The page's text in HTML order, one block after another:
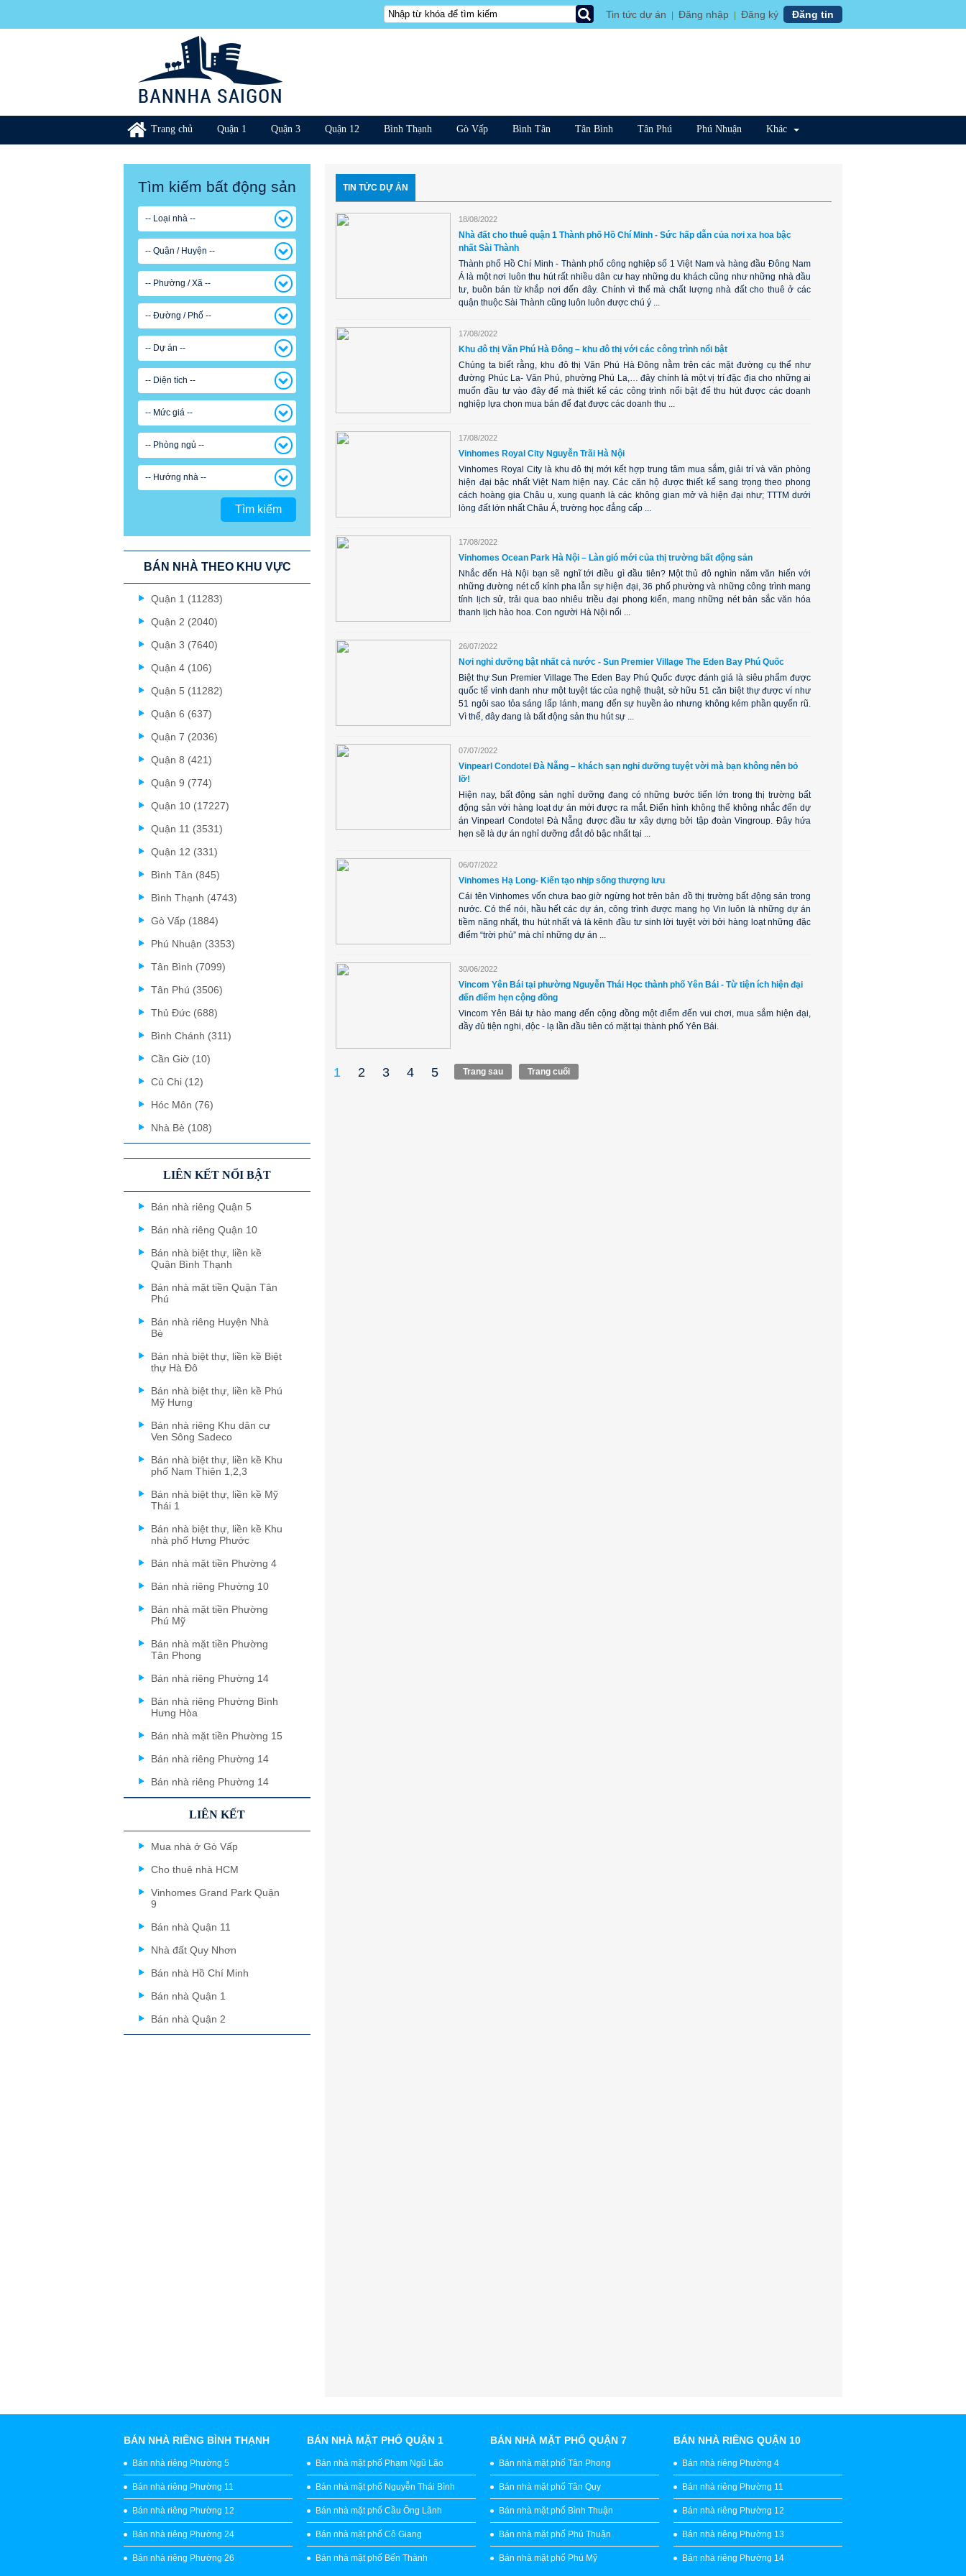
Tin tức dự án Đăng nhập Đăng ký Đăng tin
Trang chủ Quận 1 Quận 3 Quận 12 Bình Thạnh Gò Vấp Bình Tân Tân Bình Tân Phú Phú Nhuận Khác
Tìm kiếm bất động sản
-- Loại nhà --
-- Quận / Huyện --
-- Phường / Xã --
-- Đường / Phố --
-- Dự án --
-- Diện tích --
-- Mức giá --
-- Phòng ngủ --
-- Hướng nhà --
Tìm kiếm
BÁN NHÀ THEO KHU VỰC
Quận 1 (11283)
Quận 2 (2040)
Quận 3 (7640)
Quận 4 (106)
Quận 5 (11282)
Quận 6 (637)
Quận 7 (2036)
Quận 8 (421)
Quận 9 (774)
Quận 10 (17227)
Quận 11 (3531)
Quận 12 (331)
Bình Tân (845)
Bình Thạnh (4743)
Gò Vấp (1884)
Phú Nhuận (3353)
Tân Bình (7099)
Tân Phú (3506)
Thủ Đức (688)
Bình Chánh (311)
Cần Giờ (10)
Củ Chi (12)
Hóc Môn (76)
Nhà Bè (108)
LIÊN KẾT NỔI BẬT
Bán nhà riêng Quận 5
Bán nhà riêng Quận 10
Bán nhà biệt thự, liền kề
Quận Bình Thạnh
Bán nhà mặt tiền Quận Tân
Phú
Bán nhà riêng Huyện Nhà
Bè
Bán nhà biệt thự, liền kề Biệt
thự Hà Đô
Bán nhà biệt thự, liền kề Phú
Mỹ Hưng
Bán nhà riêng Khu dân cư
Ven Sông Sadeco
Bán nhà biệt thự, liền kề Khu
phố Nam Thiên 1,2,3
Bán nhà biệt thự, liền kề Mỹ
Thái 1
Bán nhà biệt thự, liền kề Khu
nhà phố Hưng Phước
Bán nhà mặt tiền Phường 4
Bán nhà riêng Phường 10
Bán nhà mặt tiền Phường
Phú Mỹ
Bán nhà mặt tiền Phường
Tân Phong
Bán nhà riêng Phường 14
Bán nhà riêng Phường Bình
Hưng Hòa
Bán nhà mặt tiền Phường 15
Bán nhà riêng Phường 14
Bán nhà riêng Phường 14
LIÊN KẾT
Mua nhà ở Gò Vấp
Cho thuê nhà HCM
Vinhomes Grand Park Quận
9
Bán nhà Quận 11
Nhà đất Quy Nhơn
Bán nhà Hồ Chí Minh
Bán nhà Quận 1
Bán nhà Quận 2
TIN TỨC DỰ ÁN
18/08/2022
Nhà đất cho thuê quận 1 Thành phố Hồ Chí Minh - Sức hấp dẫn của nơi xa hoa bậc
nhất Sài Thành
Thành phố Hồ Chí Minh - Thành phố công nghiệp số 1 Việt Nam và hàng đầu Đông Nam
Á là một nơi luôn thu hút rất nhiều dân cư hay những du khách cũng như những nhà đầu
tư, buôn bán từ khắp nơi đến đây. Chính vì thế mà chất lượng nhà đất cho thuê ở các
quận thuộc Sài Thành cũng luôn luôn được chú ý ...
17/08/2022
Khu đô thị Văn Phú Hà Đông – khu đô thị với các công trình nổi bật
Chúng ta biết rằng, khu đô thị Văn Phú Hà Đông nằm trên các mặt đường cụ thể như
đường Phúc La- Văn Phú, phường Phú La,… đây chính là một vị trí đặc địa cho những ai
muốn đầu tư vào đây để mà thiết kế các công trình nổi bật để thu hút được các doanh
nghiệp lựa chọn mua bán để đạt được các doanh thu ...
17/08/2022
Vinhomes Royal City Nguyễn Trãi Hà Nội
Vinhomes Royal City là khu đô thị mới kết hợp trung tâm mua sắm, giải trí và văn phòng
hiện đại bậc nhất Việt Nam hiện nay. Các căn hộ được thiết kế sang trọng theo phong
cách hoàng gia Châu u, xung quanh là các không gian mở và hiện đại như; TTTM dưới
lòng đất lớn nhất Châu Á, trường học đẳng cấp ...
17/08/2022
Vinhomes Ocean Park Hà Nội – Làn gió mới của thị trường bất động sản
Nhắc đến Hà Nội bạn sẽ nghĩ tới điều gì đầu tiên? Một thủ đô nghìn năm văn hiến với
những đường nét cổ kính pha lẫn sự hiện đại, 36 phố phường và những công trình mang
tính lịch sử, trải qua bao nhiêu triều đại phong kiến, mang những nét bản sắc văn hóa
thanh lịch hào hoa. Con người Hà Nội nổi ...
26/07/2022
Nơi nghỉ dưỡng bật nhất cả nước - Sun Premier Village The Eden Bay Phú Quốc
Biệt thự Sun Premier Village The Eden Bay Phú Quốc được đánh giá là siêu phẩm được
quốc tế vinh danh như một tuyệt tác của nghệ thuật, sở hữu 51 căn biệt thự được ví như
51 ngôi sao tỏa sáng lấp lánh, mang đến sự huyền ảo nhưng không kém phần quyến rũ.
Vì thế, đây đang là bất động sản thu hút sự ...
07/07/2022
Vinpearl Condotel Đà Nẵng – khách sạn nghỉ dưỡng tuyệt vời mà bạn không nên bỏ
lỡ!
Hiện nay, bất động sản nghỉ dưỡng đang có những bước tiến lớn trong thị trường bất
động sản với hàng loạt dự án mới được ra mắt. Điển hình không thể không nhắc đến dự
án Vinpearl Condotel Đà Nẵng được đầu tư xây dựng bởi tập đoàn Vingroup. Đây hứa
hẹn sẽ là dự án nghỉ dưỡng đắt đỏ bậc nhất tại ...
06/07/2022
Vinhomes Hạ Long- Kiến tạo nhịp sống thượng lưu
Cái tên Vinhomes vốn chưa bao giờ ngừng hot trên bản đồ thị trường bất động sản trong
nước. Có thể nói, hầu hết các dự án, công trình được mang họ Vin luôn là những dự án
tiềm năng nhất, thu hút nhất và là kênh đầu tư sinh lời tuyệt vời bởi hàng loạt những đặc
điểm “trời phú” mà chỉ những dự án ...
30/06/2022
Vincom Yên Bái tại phường Nguyễn Thái Học thành phố Yên Bái - Từ tiện ích hiện đại
đến điểm hẹn cộng đồng
Vincom Yên Bái tự hào mang đến cộng đồng một điểm đến vui chơi, mua sắm hiện đại,
đầy đủ tiện nghi, độc - lạ lần đầu tiên có mặt tại thành phố Yên Bái.
1 2 3 4 5 Trang sau Trang cuối
BÁN NHÀ RIÊNG BÌNH THẠNH
Bán nhà riêng Phường 5
Bán nhà riêng Phường 11
Bán nhà riêng Phường 12
Bán nhà riêng Phường 24
Bán nhà riêng Phường 26
BÁN NHÀ MẶT PHỐ QUẬN 1
Bán nhà mặt phố Phạm Ngũ Lão
Bán nhà mặt phố Nguyễn Thái Bình
Bán nhà mặt phố Cầu Ông Lãnh
Bán nhà mặt phố Cô Giang
Bán nhà mặt phố Bến Thành
BÁN NHÀ MẶT PHỐ QUẬN 7
Bán nhà mặt phố Tân Phong
Bán nhà mặt phố Tân Quy
Bán nhà mặt phố Bình Thuận
Bán nhà mặt phố Phú Thuận
Bán nhà mặt phố Phú Mỹ
BÁN NHÀ RIÊNG QUẬN 10
Bán nhà riêng Phường 4
Bán nhà riêng Phường 11
Bán nhà riêng Phường 12
Bán nhà riêng Phường 13
Bán nhà riêng Phường 14